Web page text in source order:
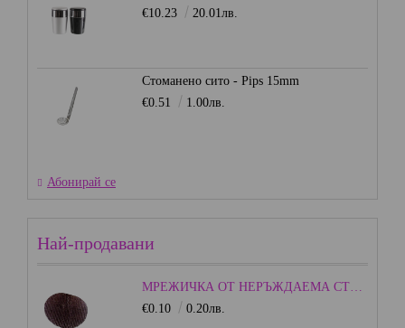
€10.23
20.01лв.
Стоманено сито - Pips 15mm
€0.51
1.00лв.
Абонирай се
Най-продавани
МРЕЖИЧКА ОТ НЕРЪЖДАЕМА СТОМАНА - 15ММ.
€0.10
0.20лв.